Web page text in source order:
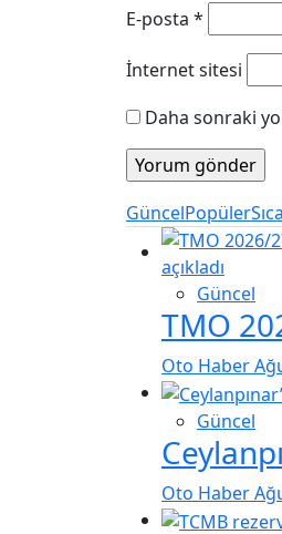
E-posta *
İnternet sitesi
Daha sonraki
GüncelPopüler
Güncel
TMO
Oto Haber
Güncel
Oto Haber